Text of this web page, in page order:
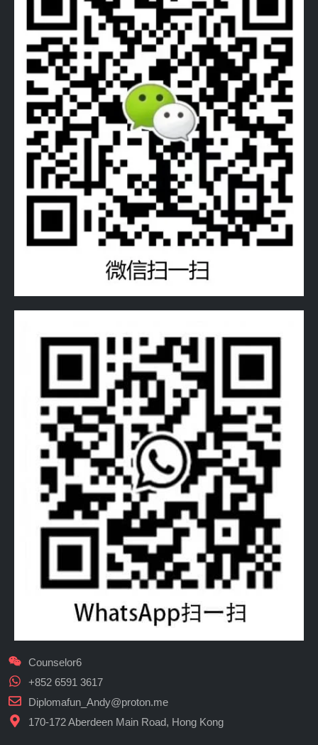
Counselor6
+852 6591 3617
Diplomafun_Andy@proton.me
170-172 Aberdeen Main Road, Hong Kong